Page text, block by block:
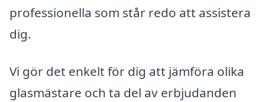
professionella som står redo att assistera
dig.
Vi gör det enkelt för dig att jämföra olika
glasmästare och ta del av erbjudanden